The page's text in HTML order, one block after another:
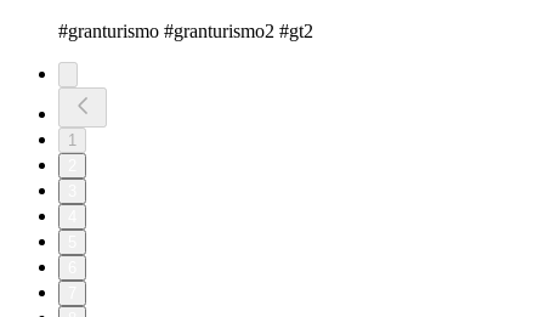
#granturismo #granturismo2 #gt2
1